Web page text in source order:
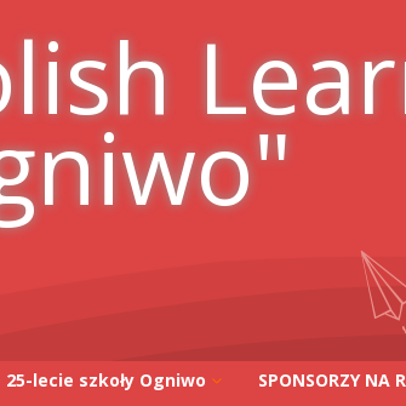
25-lecie szkoły Ogniwo
SPONSORZY NA